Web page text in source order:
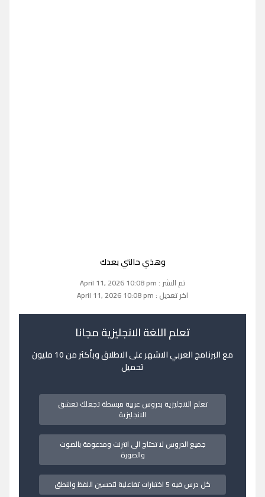
وهذي حالتي بعدك
تم النشر : April 11, 2026 10:08 pm
اخر تعديل : April 11, 2026 10:08 pm
تعلم اللغة الانجليزية مجانا
مع البرنامج العربي الاشهر على الاطلاق وبأكثر من 10 مليون
تحميل
تعلم الانجليزية بدروس عربية مبسطة تجعلك تعشق
الانجليزية
جميع الدروس لا تحتاج الى انترنت ومدعومة بالصوت
والصورة
كل درس فيه 5 اختبارات تفاعلية لتحسين اللفظ والنطق